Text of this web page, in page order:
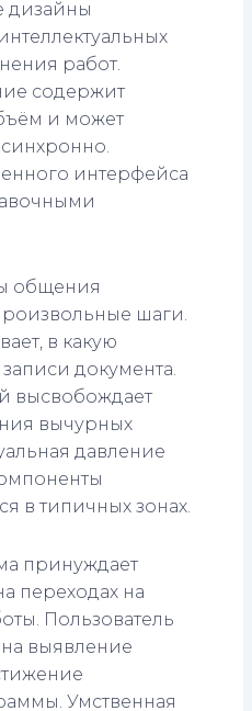
дизайны
работ.
содержит
и может
интерфейса
общения
шаги.
в какую
документа.
высвобождает
вычурных
давление
в типичных зонах.
принуждает
переходах на
Пользователь
выявление
Умственная